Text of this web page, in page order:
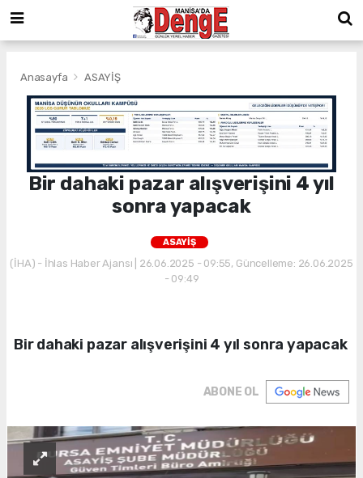
Anasayfa ASAYİŞ
Bir dahaki pazar alışverişini 4 yıl
sonra yapacak
ASAYİŞ
(İHA) - İhlas Haber Ajansı | 26.06.2025 - 09:55, Güncelleme: 26.06.2025
- 09:49
Bir dahaki pazar alışverişini 4 yıl sonra yapacak
ABONE OL